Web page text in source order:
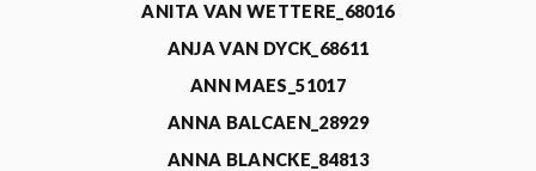
ANITA VAN WETTERE_68016
ANJA VAN DYCK_68611
ANN MAES_51017
ANNA BALCAEN_28929
ANNA BLANCKE_84813